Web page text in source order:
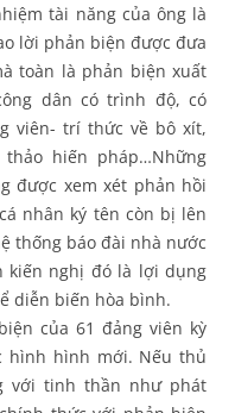
tài năng của ông là
lời phản biện được đưa
toàn là phản biện xuất
dân có trình độ, có
viên- trí thức về bô xít,
hiến pháp…Những
được xem xét phản hồi
nhân ký tên còn bị lên
thống báo đài nhà nước
kiến nghị đó là lợi dụng
diễn biến hòa bình.
của 61 đảng viên kỳ
hình hình mới. Nếu thủ
với tinh thần như phát